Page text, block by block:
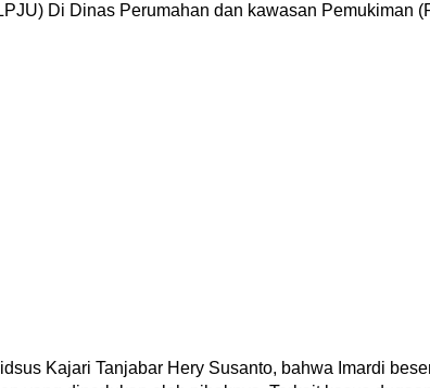
Di Dinas Perumahan dan kawasan Pemukiman
Kajari Tanjabar Hery Susanto, bahwa Imardi